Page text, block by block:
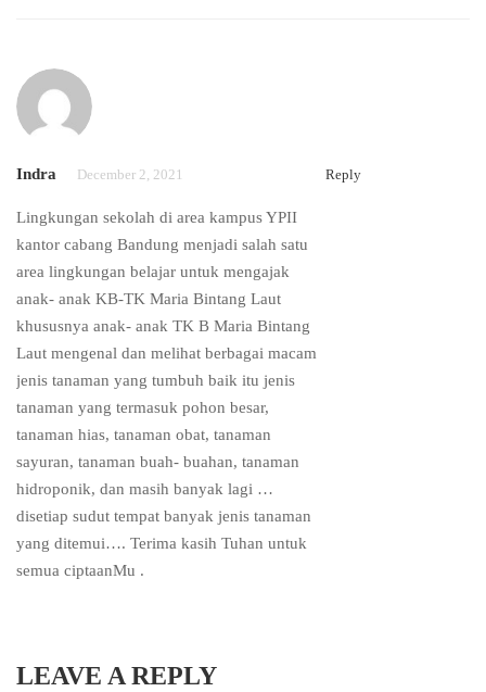
Indra December 2, 2021 Reply
Lingkungan sekolah di area kampus YPII
kantor cabang Bandung menjadi salah satu
area lingkungan belajar untuk mengajak
anak- anak KB-TK Maria Bintang Laut
khususnya anak- anak TK B Maria Bintang
Laut mengenal dan melihat berbagai macam
jenis tanaman yang tumbuh baik itu jenis
tanaman yang termasuk pohon besar,
tanaman hias, tanaman obat, tanaman
sayuran, tanaman buah- buahan, tanaman
hidroponik, dan masih banyak lagi …
disetiap sudut tempat banyak jenis tanaman
yang ditemui…. Terima kasih Tuhan untuk
semua ciptaanMu .
LEAVE A REPLY